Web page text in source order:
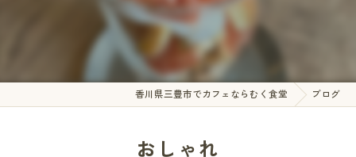
香川県三豊市でカフェならむく食堂 ブログ
おしゃれ